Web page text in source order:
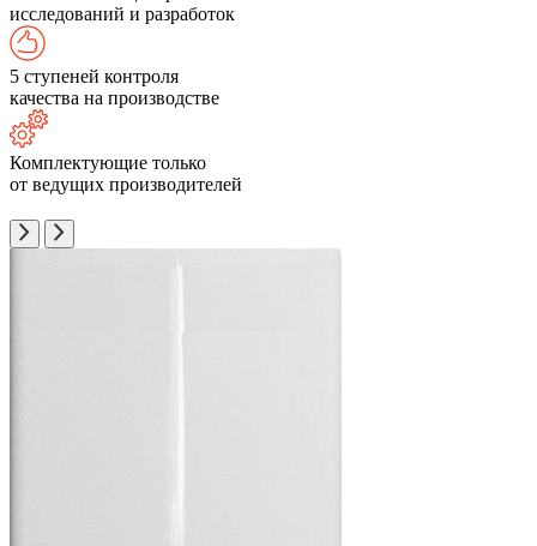
исследований и разработок
5 ступеней контроля
качества на производстве
Комплектующие только
от ведущих производителей